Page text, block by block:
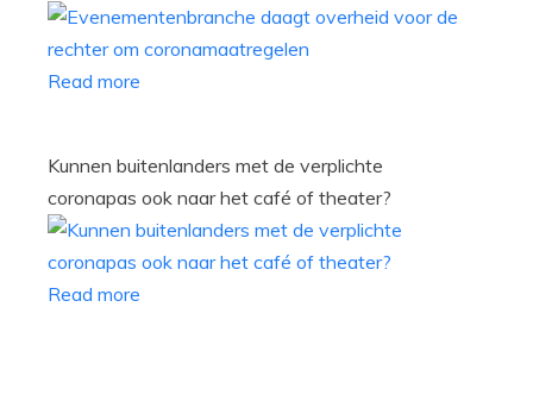
Read more
Kunnen buitenlanders met de verplichte
coronapas ook naar het café of theater?
Read more